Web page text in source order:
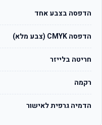
הדפסה בצבע אחד
הדפסה CMYK (צבע מלא)
חריטה בלייזר
רקמה
הדמיה גרפית לאישור